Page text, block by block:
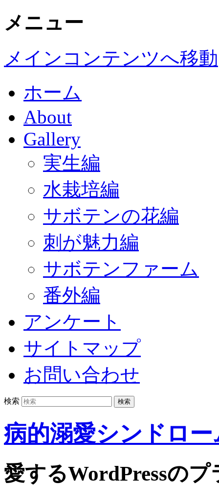
メニュー
メインコンテンツへ移動
ホーム
About
Gallery
実生編
水栽培編
サボテンの花編
刺が魅力編
サボテンファーム
番外編
アンケート
サイトマップ
お問い合わせ
検索
病的溺愛シンドロー
愛するWordPressの